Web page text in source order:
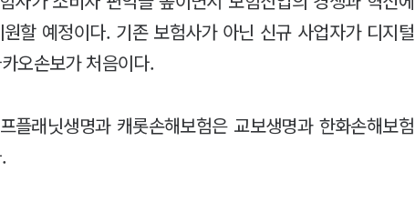
할 예정이다. 기존 보험사가 아닌 신규 사업자가 디지털
오손보가 처음이다.
플래닛생명과 캐롯손해보험은 교보생명과 한화손해보험